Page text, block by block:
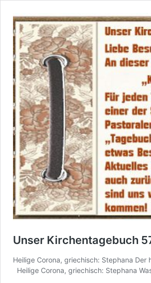
Unser Kirchentagebuch
Heilige Corona, griechisch: Stephana
Heilige Corona, griechisch: Stephana